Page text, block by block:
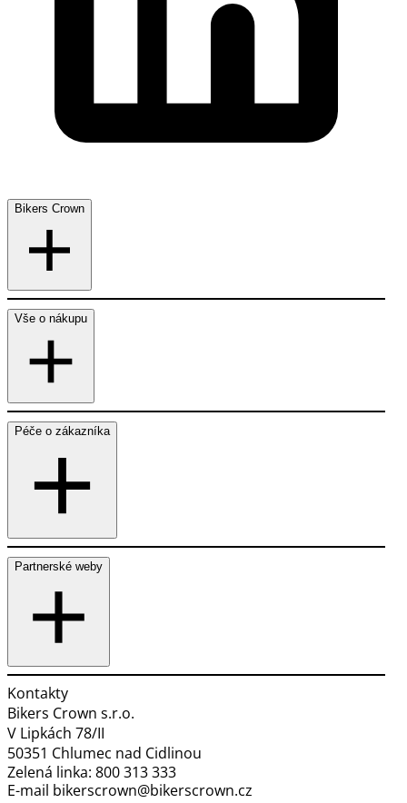
Bikers Crown
Vše o nákupu
Péče o zákazníka
Partnerské weby
Kontakty
Bikers Crown s.r.o.
V Lipkách 78/II
50351 Chlumec nad Cidlinou
Zelená linka: 800 313 333
E-mail bikerscrown@bikerscrown.cz